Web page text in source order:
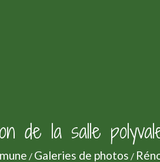
de la salle
/ Galeries de photos /